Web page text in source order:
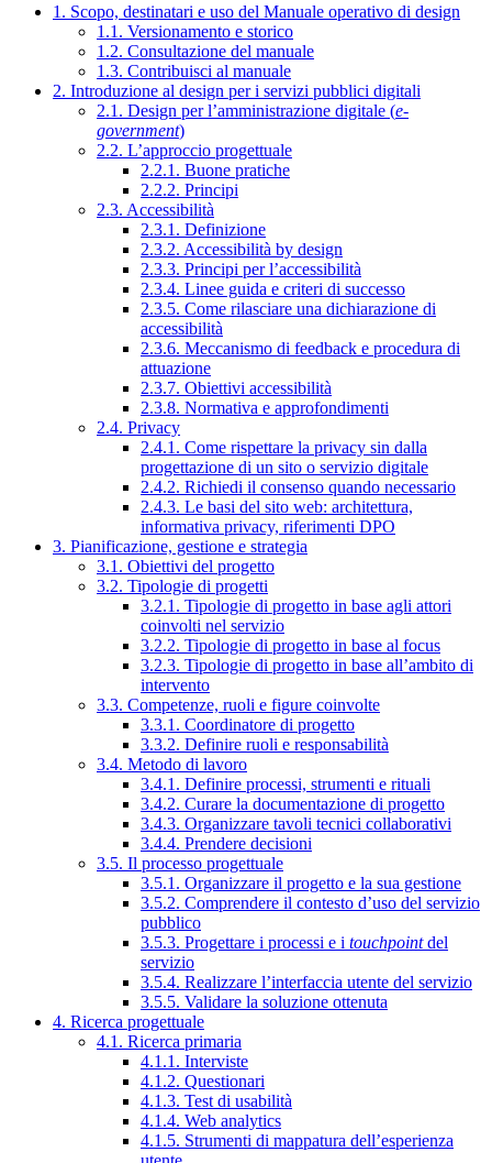
1. Scopo, destinatari e uso del Manuale operativo di design
1.1. Versionamento e storico
1.2. Consultazione del manuale
1.3. Contribuisci al manuale
2. Introduzione al design per i servizi pubblici digitali
2.1. Design per l’amministrazione digitale (e-
government)
2.2. L’approccio progettuale
2.2.1. Buone pratiche
2.2.2. Principi
2.3. Accessibilità
2.3.1. Definizione
2.3.2. Accessibilità by design
2.3.3. Principi per l’accessibilità
2.3.4. Linee guida e criteri di successo
2.3.5. Come rilasciare una dichiarazione di
accessibilità
2.3.6. Meccanismo di feedback e procedura di
attuazione
2.3.7. Obiettivi accessibilità
2.3.8. Normativa e approfondimenti
2.4. Privacy
2.4.1. Come rispettare la privacy sin dalla
progettazione di un sito o servizio digitale
2.4.2. Richiedi il consenso quando necessario
2.4.3. Le basi del sito web: architettura,
informativa privacy, riferimenti DPO
3. Pianificazione, gestione e strategia
3.1. Obiettivi del progetto
3.2. Tipologie di progetti
3.2.1. Tipologie di progetto in base agli attori
coinvolti nel servizio
3.2.2. Tipologie di progetto in base al focus
3.2.3. Tipologie di progetto in base all’ambito di
intervento
3.3. Competenze, ruoli e figure coinvolte
3.3.1. Coordinatore di progetto
3.3.2. Definire ruoli e responsabilità
3.4. Metodo di lavoro
3.4.1. Definire processi, strumenti e rituali
3.4.2. Curare la documentazione di progetto
3.4.3. Organizzare tavoli tecnici collaborativi
3.4.4. Prendere decisioni
3.5. Il processo progettuale
3.5.1. Organizzare il progetto e la sua gestione
3.5.2. Comprendere il contesto d’uso del servizio
pubblico
3.5.3. Progettare i processi e i touchpointdel
servizio
3.5.4. Realizzare l’interfaccia utente del servizio
3.5.5. Validare la soluzione ottenuta
4. Ricerca progettuale
4.1. Ricerca primaria
4.1.1. Interviste
4.1.2. Questionari
4.1.3. Test di usabilità
4.1.4. Web analytics
4.1.5. Strumenti di mappatura dell’esperienza